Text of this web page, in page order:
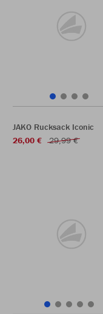
JAKO Rucksack Iconic
26,00 €
29,99 €